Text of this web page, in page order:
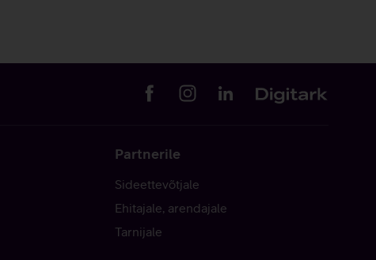
Partnerile
Sideettevõtjale
Ehitajale, arendajale
Tarnijale